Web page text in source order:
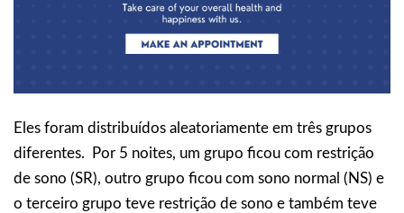
Eles foram distribuídos aleatoriamente em três grupos
diferentes. Por 5 noites, um grupo ficou com restrição
de sono (SR), outro grupo ficou com sono normal (NS) e
o terceiro grupo teve restrição de sono e também teve